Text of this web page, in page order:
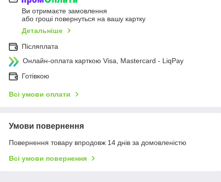
Ви отримаєте замовлення
або гроші повернуться на вашу картку
Детальніше
Післяплата
Онлайн-оплата карткою Visa, Mastercard - LiqPay
Готівкою
Всі умови оплати
Умови повернення
Повернення товару впродовж 14 днів за домовленістю
Всі умови повернення